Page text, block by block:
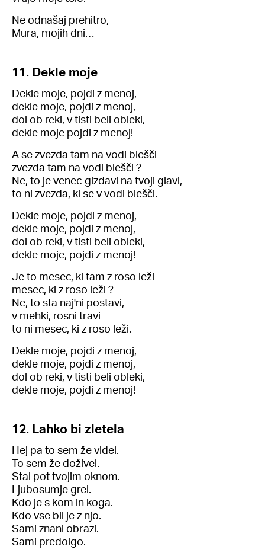
Ne odnašaj prehitro,
Mura, mojih dni…
11. Dekle moje
Dekle moje, pojdi z menoj,
dekle moje, pojdi z menoj,
dol ob reki, v tisti beli obleki,
dekle moje pojdi z menoj!
A se zvezda tam na vodi blešči
zvezda tam na vodi blešči ?
Ne, to je venec gizdavi na tvoji glavi,
to ni zvezda, ki se v vodi blešči.
Dekle moje, pojdi z menoj,
dekle moje, pojdi z menoj,
dol ob reki, v tisti beli obleki,
dekle moje, pojdi z menoj!
Je to mesec, ki tam z roso leži
mesec, ki z roso leži ?
Ne, to sta naj'ni postavi,
v mehki, rosni travi
to ni mesec, ki z roso leži.
Dekle moje, pojdi z menoj,
dekle moje, pojdi z menoj,
dol ob reki, v tisti beli obleki,
dekle moje, pojdi z menoj!
12. Lahko bi zletela
Hej pa to sem že videl.
To sem že doživel.
Stal pot tvojim oknom.
Ljubosumje grel.
Kdo je s kom in koga.
Kdo vse bil je z njo.
Sami znani obrazi.
Sami predolgo.